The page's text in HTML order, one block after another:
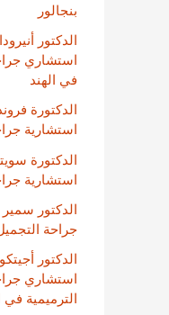
بنجالور
الدكتور
استشاري
في الهند
الدكتورة
استشارية
الدكتورة
استشارية
الدكتور
جراحة
الدكتور
استشاري
الترميمية في